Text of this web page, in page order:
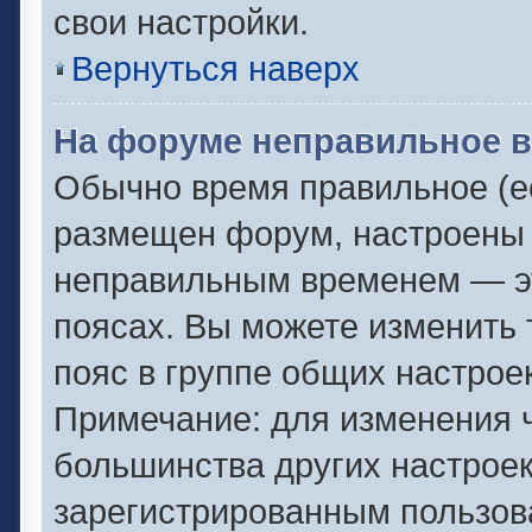
свои настройки.
Вернуться наверх
На форуме неправильное
Обычно время правильное
размещен форум, настроены
неправильным временем —
поясах. Вы можете изменить
пояс в группе общих
Примечание: для изменения
большинства других
зарегистрированным